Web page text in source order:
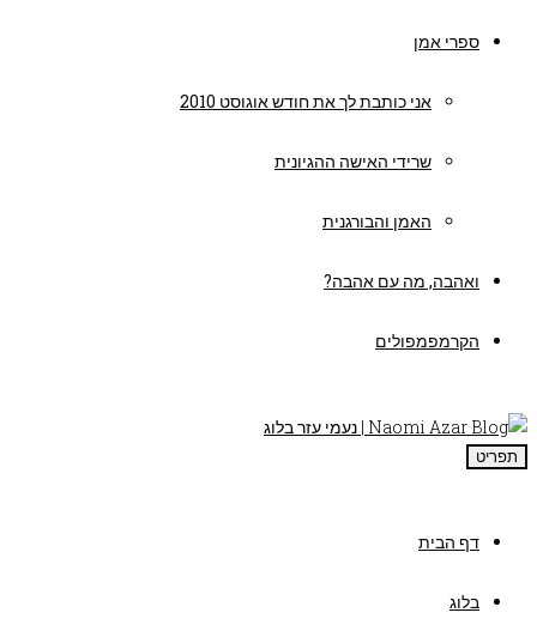
ספרי אמן
אני כותבת לך את חודש אוגוסט 2010
שרידי האישה ההגיונית
האמן והבורגנית
ואהבה, מה עם אהבה?
הקרמפמפולים
תפריט
דף הבית
בלוג